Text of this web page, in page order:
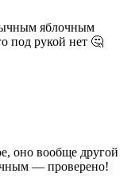
яблочным
под рукой нет 🤔
оно вообще другой
— проверено!